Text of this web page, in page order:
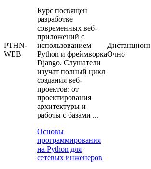
PTHN-
WEB
Курс посвящен
разработке
современных веб-
приложений с
использованием
Python и фреймворка
Django. Слушатели
изучат полный цикл
создания веб-
проектов: от
проектирования
архитектуры и
работы с базами ...
Очно
Основы
программирования
на Python для
сетевых инженеров